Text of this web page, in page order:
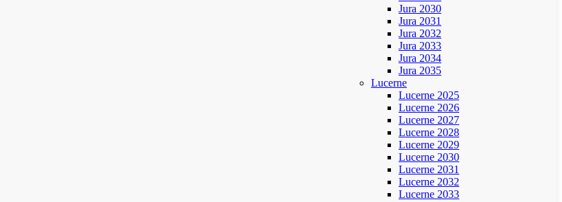
Jura 2030
Jura 2031
Jura 2032
Jura 2033
Jura 2034
Jura 2035
Lucerne
Lucerne 2025
Lucerne 2026
Lucerne 2027
Lucerne 2028
Lucerne 2029
Lucerne 2030
Lucerne 2031
Lucerne 2032
Lucerne 2033